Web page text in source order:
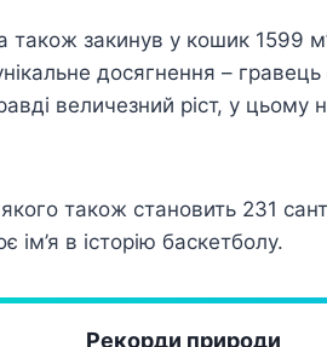
також закинув у кошик 1599
досягнення –
величезний ріст, у цьому
також становить 231
в історію баскетболу.
Рекорди природи